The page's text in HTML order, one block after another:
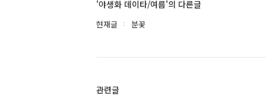
'야생화 데이타/여름'의 다른글
현재글 분꽃
관련글